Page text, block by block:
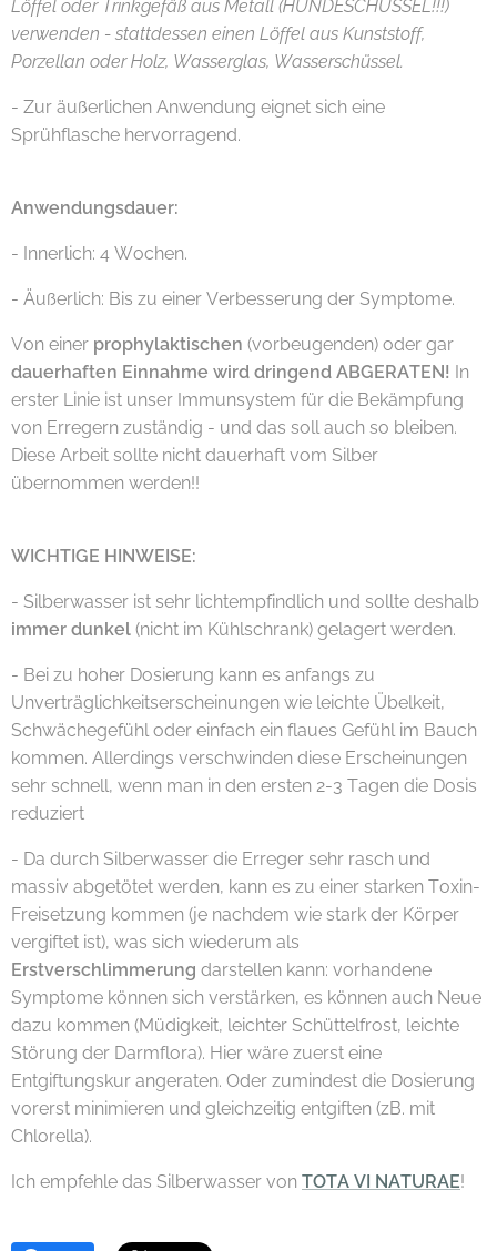
Löffel oder Trinkgefäß aus Metall (HUNDESCHÜSSEL!!!)
verwenden - stattdessen einen Löffel aus Kunststoff,
Porzellan oder Holz, Wasserglas, Wasserschüssel.
- Zur äußerlichen Anwendung eignet sich eine
Sprühflasche hervorragend.
Anwendungsdauer:
- Innerlich: 4 Wochen.
- Äußerlich: Bis zu einer Verbesserung der Symptome.
Von einer prophylaktischen (vorbeugenden) oder gar
dauerhaften Einnahme wird dringend ABGERATEN! In
erster Linie ist unser Immunsystem für die Bekämpfung
von Erregern zuständig - und das soll auch so bleiben.
Diese Arbeit sollte nicht dauerhaft vom Silber
übernommen werden!!
WICHTIGE HINWEISE:
- Silberwasser ist sehr lichtempfindlich und sollte deshalb
immer dunkel (nicht im Kühlschrank) gelagert werden.
- Bei zu hoher Dosierung kann es anfangs zu
Unverträglichkeitserscheinungen wie leichte Übelkeit,
Schwächegefühl oder einfach ein flaues Gefühl im Bauch
kommen. Allerdings verschwinden diese Erscheinungen
sehr schnell, wenn man in den ersten 2-3 Tagen die Dosis
reduziert
- Da durch Silberwasser die Erreger sehr rasch und
massiv abgetötet werden, kann es zu einer starken Toxin-
Freisetzung kommen (je nachdem wie stark der Körper
vergiftet ist), was sich wiederum als
Erstverschlimmerung darstellen kann: vorhandene
Symptome können sich verstärken, es können auch Neue
dazu kommen (Müdigkeit, leichter Schüttelfrost, leichte
Störung der Darmflora). Hier wäre zuerst eine
Entgiftungskur angeraten. Oder zumindest die Dosierung
vorerst minimieren und gleichzeitig entgiften (zB. mit
Chlorella).
Ich empfehle das Silberwasser von TOTA VI NATURAE!